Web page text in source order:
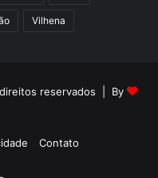
Vilhena
reservados | By
Contato